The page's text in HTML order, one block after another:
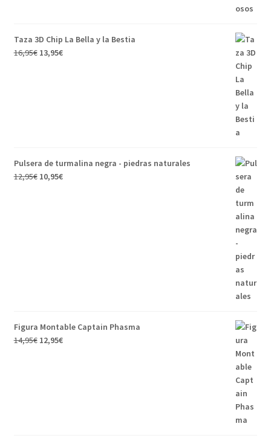
Taza 3D Chip La Bella y la Bestia
16,95€ 13,95€
Pulsera de turmalina negra - piedras naturales
12,95€ 10,95€
Figura Montable Captain Phasma
14,95€ 12,95€